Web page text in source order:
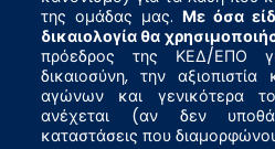
της ομάδας μας. Με όσα
δικαιολογία θα
πρόεδρος της ΚΕΔ/ΕΠΟ
δικαιοσύνη, την
αγώνων και γενικότερα
ανέχεται (αν δεν
καταστάσεις που